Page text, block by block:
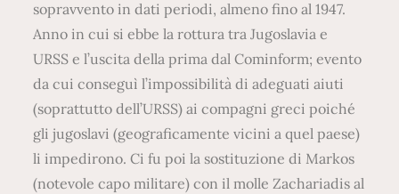
sopravvento in dati periodi, almeno fino al 1947.
Anno in cui si ebbe la rottura tra Jugoslavia e
URSS e l’uscita della prima dal Cominform; evento
da cui conseguì l’impossibilità di adeguati aiuti
(soprattutto dell’URSS) ai compagni greci poiché
gli jugoslavi (geograficamente vicini a quel paese)
li impedirono. Ci fu poi la sostituzione di Markos
(notevole capo militare) con il molle Zachariadis al